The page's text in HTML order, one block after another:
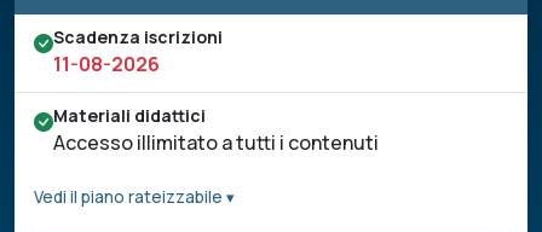
Scadenza iscrizioni
11-08-2026
Materiali didattici
Accesso illimitato a tutti i contenuti
Vedi il piano rateizzabile ▾